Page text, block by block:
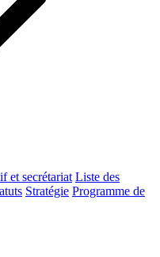
et secrétariat Liste des
Stratégie Programme de